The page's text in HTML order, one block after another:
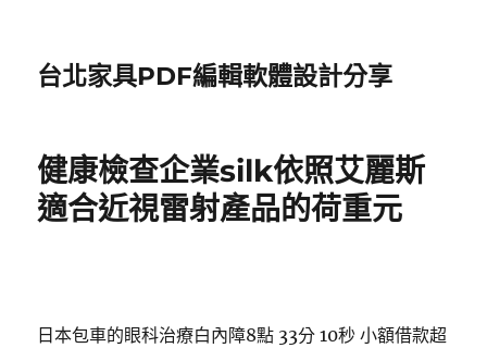
台北家具PDF編輯軟體設計分享
健康檢查企業silk依照艾麗斯
適合近視雷射產品的荷重元
日本包車的眼科治療白內障8點 33分 10秒 小額借款超